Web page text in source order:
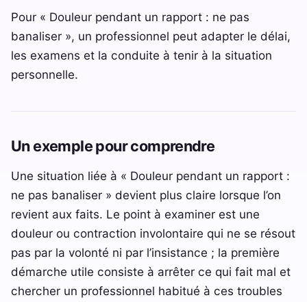
Pour « Douleur pendant un rapport : ne pas
banaliser », un professionnel peut adapter le délai,
les examens et la conduite à tenir à la situation
personnelle.
Un exemple pour comprendre
Une situation liée à « Douleur pendant un rapport :
ne pas banaliser » devient plus claire lorsque l’on
revient aux faits. Le point à examiner est une
douleur ou contraction involontaire qui ne se résout
pas par la volonté ni par l’insistance ; la première
démarche utile consiste à arrêter ce qui fait mal et
chercher un professionnel habitué à ces troubles